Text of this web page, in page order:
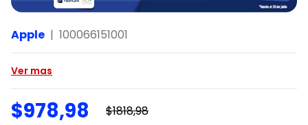
Apple | 100066151001
Ver mas
$978,98 $1818,98